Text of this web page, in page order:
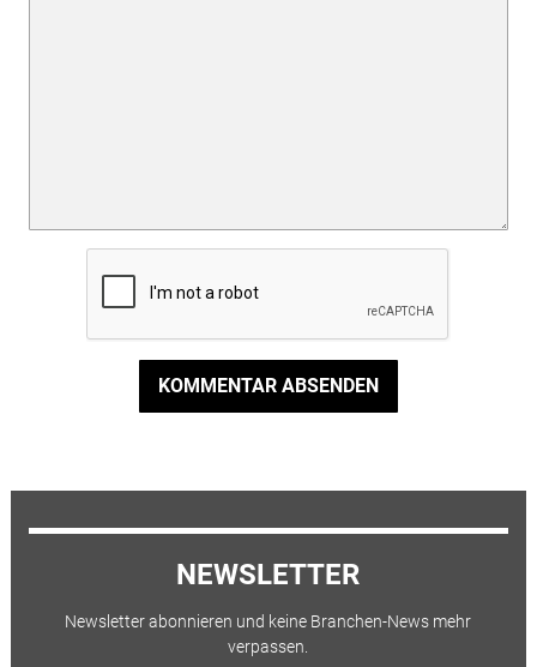
KOMMENTAR ABSENDEN
NEWSLETTER
Newsletter abonnieren und keine Branchen-News mehr
verpassen.